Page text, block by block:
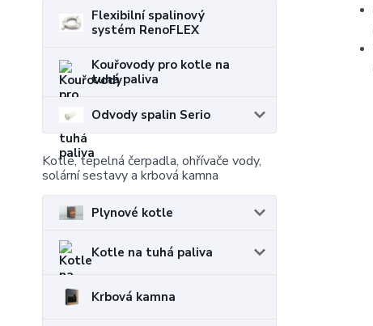
Flexibilní spalinový
systém RenoFLEX
Kouřovody pro kotle na
tuhá paliva
Odvody spalin Serio
Kotle, tepelná čerpadla, ohřívače vody,
solární sestavy a krbová kamna
Plynové kotle
Kotle na tuhá paliva
Krbová kamna